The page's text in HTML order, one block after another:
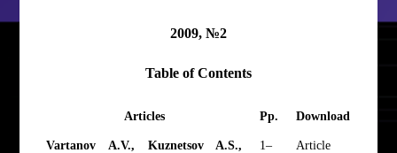
2009, №2
Table of Contents
Articles Pp. Download
Vartanov A.V., Kuznetsov A.S.,
1–
Article